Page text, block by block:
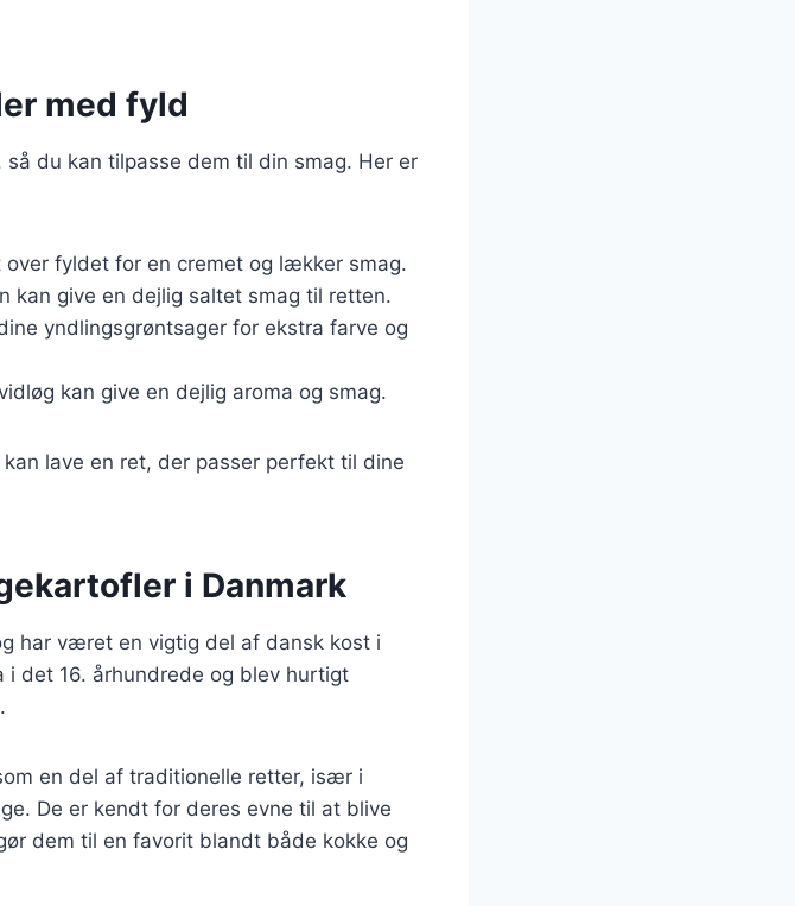
med fyld
du kan tilpasse dem til din smag. Her er
fyldet for en cremet og lækker smag.
kan give en dejlig saltet smag til retten.
yndlingsgrøntsager for ekstra farve og
kan give en dejlig aroma og smag.
lave en ret, der passer perfekt til dine
i Danmark
har været en vigtig del af dansk kost i
i det 16. århundrede og blev hurtigt
en del af traditionelle retter, især i
De er kendt for deres evne til at blive
dem til en favorit blandt både kokke og